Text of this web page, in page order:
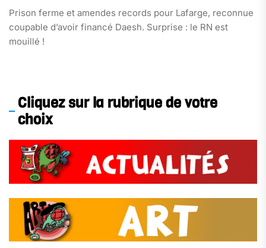
Prison ferme et amendes records pour Lafarge, reconnue
coupable d’avoir financé Daesh. Surprise : le RN est
mouillé !
Cliquez sur la rubrique de votre
choix